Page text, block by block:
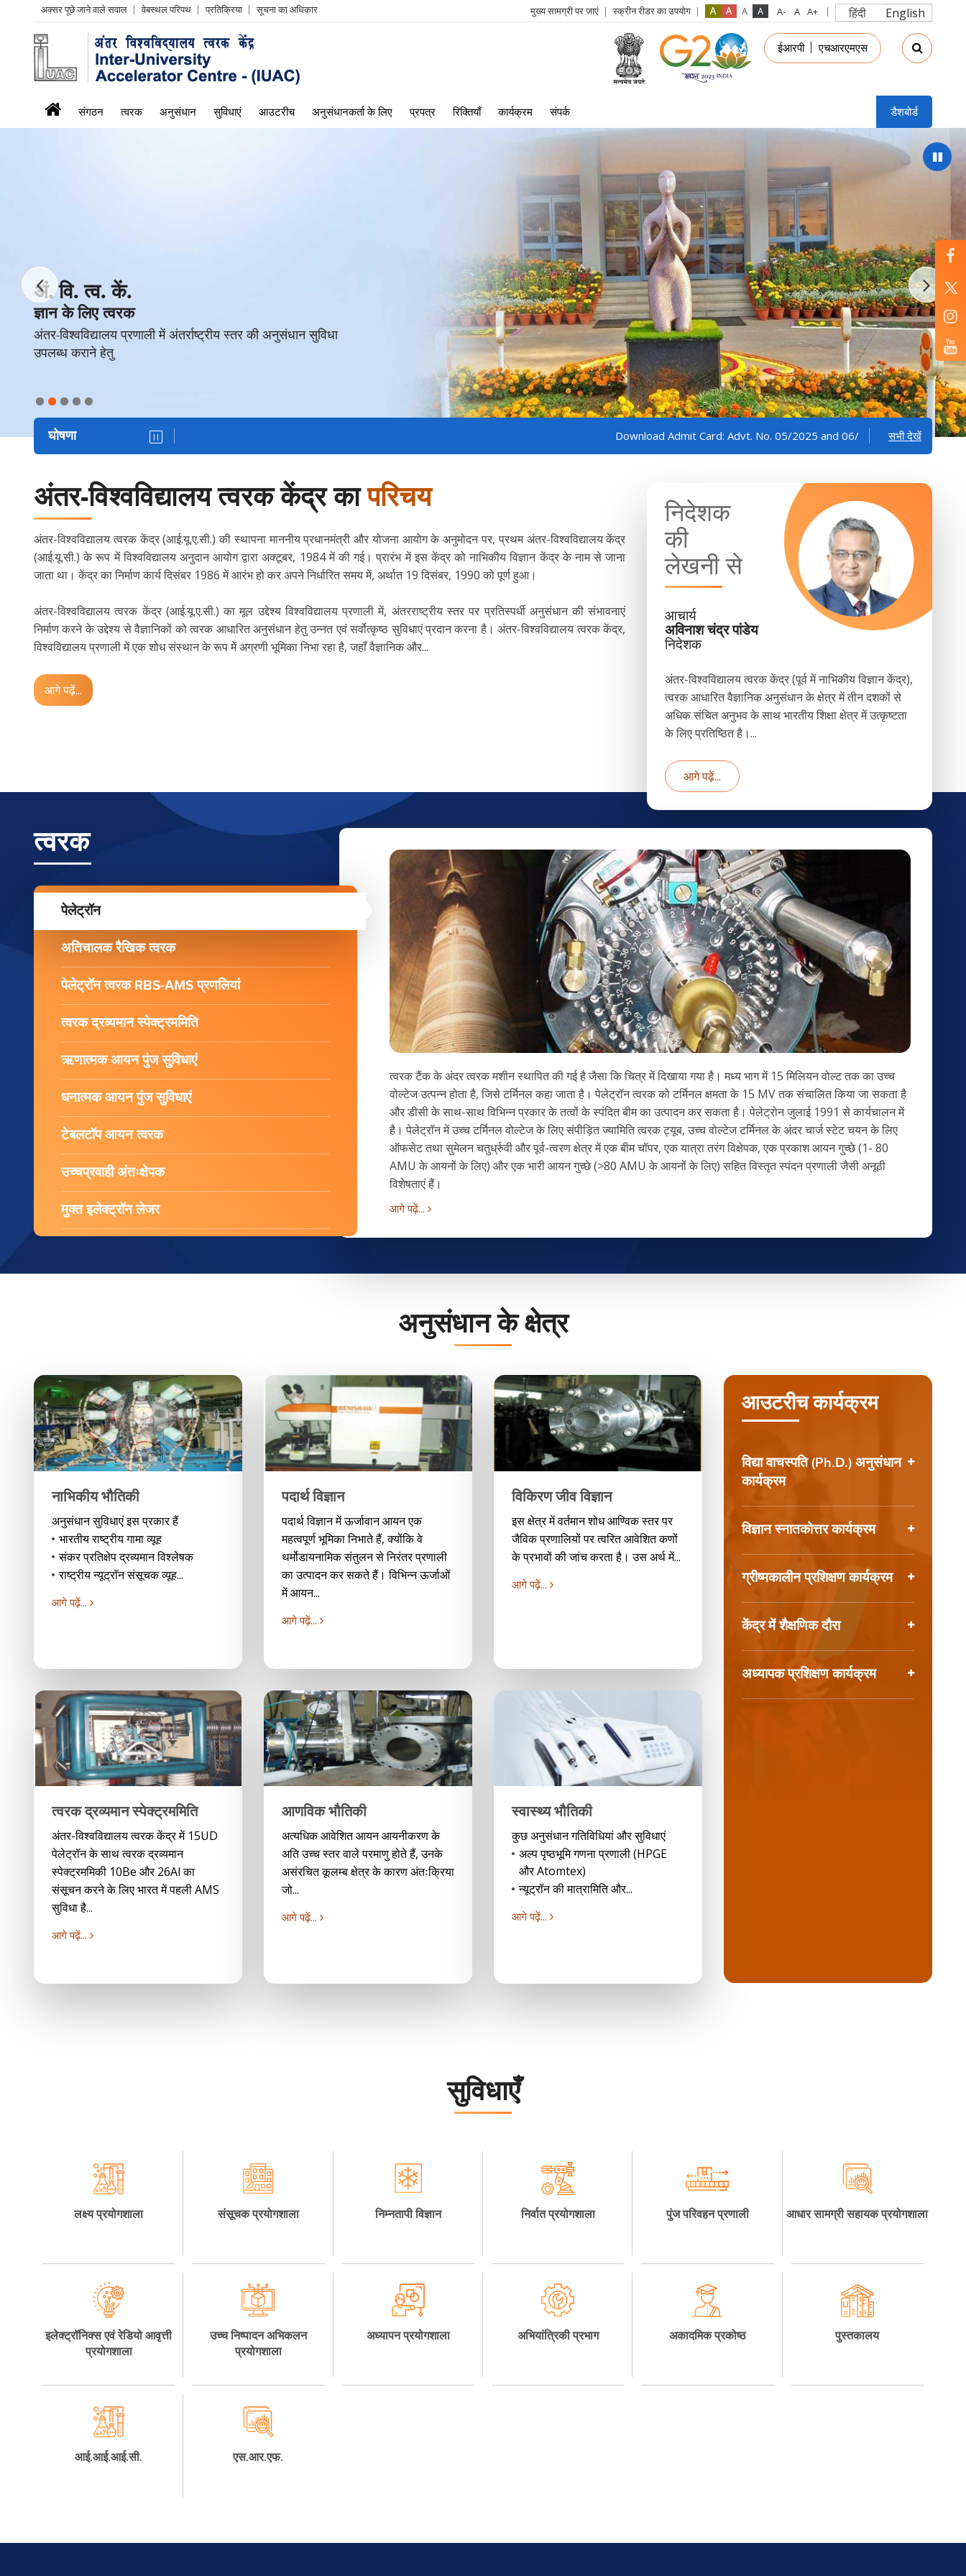
Header
Left
menu
अक्सर पूछे जाने वाले सवाल वेबस्थल परिपथ प्रतिक्रिया सूचना का अधिकार मुख्य सामग्री पर जाएं स्क्रीन रीडर का उपयोग हिंदी English
login
menu
ईआरपी एचआरएमएस
iuac
menu
संगठन त्वरक अनुसंधान सुविधाएं आउटरीच अनुसंधानकर्ता के लिए प्रपत्र रिक्तियाँ कार्यक्रम संपर्क डैशबोर्ड
अं. वि. त्व. कें.
ज्ञान के लिए त्वरक
अंतर-विश्वविद्यालय प्रणाली में अंतर्राष्ट्रीय स्तर की अनुसंधान सुविधा
उपलब्ध कराने हेतु
अं. वि. त्व. कें.
ज्ञान के लिए त्वरक
अंतर-विश्वविद्यालय प्रणाली में अंतर्राष्ट्रीय स्तर की अनुसंधान सुविधा
उपलब्ध कराने हेतु
अं. वि. त्व. कें.
ज्ञान के लिए त्वरक
अंतर-विश्वविद्यालय प्रणाली में अंतर्राष्ट्रीय स्तर की अनुसंधान सुविधा
उपलब्ध कराने हेतु
अं. वि. त्व. कें.
ज्ञान के लिए त्वरक
अंतर-विश्वविद्यालय प्रणाली में अंतर्राष्ट्रीय स्तर की अनुसंधान सुविधा
उपलब्ध कराने हेतु
अं. वि. त्व. कें.
ज्ञान के लिए त्वरक
अंतर-विश्वविद्यालय प्रणाली में अंतर्राष्ट्रीय स्तर की अनुसंधान सुविधा
उपलब्ध कराने हेतु
अं. वि. त्व. कें.
ज्ञान के लिए त्वरक
अंतर-विश्वविद्यालय प्रणाली में अंतर्राष्ट्रीय स्तर की अनुसंधान सुविधा
उपलब्ध कराने हेतु
अं. वि. त्व. कें.
ज्ञान के लिए त्वरक
अंतर-विश्वविद्यालय प्रणाली में अंतर्राष्ट्रीय स्तर की अनुसंधान सुविधा
उपलब्ध कराने हेतु
घोषणा Download Admit Card: Advt. No. 05/2025 and 06/2025 Information to
सभी देखें
अंतर-विश्वविद्यालय त्वरक केंद्र कापरिचय
अंतर-विश्वविद्यालय त्वरक केंद्र (आई.यू.ए.सी.) की स्थापना माननीय प्रधानमंत्री और योजना आयोग के अनुमोदन पर, प्रथम अंतर-विश्वविद्यालय केंद्र
(आई.यू.सी.) के रूप में विश्‍वविद्यालय अनुदान आयोग द्वारा अक्टूबर, 1984 में की गई। प्रारंभ में इस केंद्र को नाभिकीय विज्ञान केंद्र के नाम से जाना
जाता था। केंद्र का निर्माण कार्य दिसंबर 1986 में आरंभ हो कर अपने निर्धारित समय में, अर्थात 19 दिसंबर, 1990 को पूर्ण हुआ।
अंतर-विश्वविद्यालय त्वरक केंद्र (आई.यू.ए.सी.) का मूल उद्देश्य विश्वविद्यालय प्रणाली में, अंतरराष्ट्रीय स्तर पर प्रतिस्पर्धी अनुसंधान की संभावनाएं
निर्माण करने के उद्देश्य से वैज्ञानिकों को त्वरक आधारित अनुसंधान हेतु उन्नत एवं सर्वोत्कृष्ठ सुविधाएं प्रदान करना है। अंतर-विश्वविद्यालय त्वरक केंद्र,
विश्वविद्यालय प्रणाली में एक शोध संस्थान के रूप में अग्रणी भूमिका निभा रहा है, जहाँ वैज्ञानिक और...
आगे पढ़ें...
निदेशक
की
लेखनी से
आचार्य
अविनाश चंद्र पांडेय
निदेशक
अंतर-विश्वविद्यालय त्वरक केंद्र (पूर्व में नाभिकीय विज्ञान केंद्र),
त्वरक आधारित वैज्ञानिक अनुसंधान के क्षेत्र में तीन दशकों से
अधिक संचित अनुभव के साथ भारतीय शिक्षा क्षेत्र में उत्कृष्टता
के लिए प्रतिष्ठित है।...
आगे पढ़ें...
त्वरक
पेलेट्रॉन
अतिचालक रैखिक त्वरक
पेलेट्रॉन त्वरक RBS-AMS प्रणलियां
त्वरक द्रव्यमान स्पेक्ट्रममिति
ऋणात्मक आयन पुंज सुविधाएं
धनात्मक आयन पुंज सुविधाएं
टेबलटॉप आयन त्वरक
उच्चप्रवाही अंतःक्षेपक
मुक्त इलेक्ट्रॉन लेजर
त्वरक टैंक के अंदर त्वरक मशीन स्थापित की गई है जैसा कि चित्र में दिखाया गया है। मध्य भाग में 15 मिलियन वोल्ट तक का उच्च
वोल्टेज उत्पन्न होता है, जिसे टर्मिनल कहा जाता है। पेलेट्रॉन त्वरक को टर्मिनल क्षमता के 15 MV तक संचालित किया जा सकता है
और डीसी के साथ-साथ विभिन्न प्रकार के तत्वों के स्पंदित बीम का उत्पादन कर सकता है। पेलेट्रोन जुलाई 1991 से कार्यचालन में
है। पेलेट्रॉन में उच्च टर्मिनल वोल्टेज के लिए संपीड़ित ज्यामिति त्वरक ट्यूब, उच्च वोल्टेज टर्मिनल के अंदर चार्ज स्टेट चयन के लिए
ऑफसेट तथा सुमेलन चतुर्ध्रुवी और पूर्व-त्वरण क्षेत्र में एक बीम चॉपर, एक यात्रा तरंग विक्षेपक, एक प्रकाश आयन गुच्छे (1- 80
AMU के आयनों के लिए) और एक भारी आयन गुच्छे (>80 AMU के आयनों के लिए) सहित विस्तृत स्पंदन प्रणाली जैसी अनूठी
विशेषताएं हैं।
आगे पढ़ें...
अनुसंधान के क्षेत्र
नाभिकीय भौतिकी
अनुसंधान सुविधाएं इस प्रकार हैं
भारतीय राष्ट्रीय गामा व्यूह
संकर प्रतिक्षेप द्रव्यमान विश्लेषक
राष्ट्रीय न्यूट्रॉन संसूचक व्यूह...
आगे पढ़ें...
पदार्थ विज्ञान
पदार्थ विज्ञान में ऊर्जावान आयन एक
महत्वपूर्ण भूमिका निभाते हैं, क्योंकि वे
थर्मोडायनामिक संतुलन से निरंतर प्रणाली
का उत्पादन कर सकते हैं। विभिन्न ऊर्जाओं
में आयन...
आगे पढ़ें...
विकिरण जीव विज्ञान
इस क्षेत्र में वर्तमान शोध आण्विक स्तर पर
जैविक प्रणालियों पर त्वरित आवेशित कणों
के प्रभावों की जांच करता है। उस अर्थ में...
आगे पढ़ें...
त्वरक द्रव्यमान स्पेक्ट्रममिति
अंतर-विश्वविद्यालय त्वरक केंद्र में 15UD
पेलेट्रॉन के साथ त्वरक द्रव्यमान
स्पेक्ट्रममिकी 10Be और 26Al का
संसूचन करने के लिए भारत में पहली AMS
सुविधा है...
आगे पढ़ें...
आणविक भौतिकी
अत्यधिक आवेशित आयन आयनीकरण के
अति उच्च स्तर वाले परमाणु होते हैं, उनके
असंरचित कूलम्ब क्षेत्र के कारण अंतःक्रिया
जो...
आगे पढ़ें...
स्वास्थ्य भौतिकी
कुछ अनुसंधान गतिविधियां और सुविधाएं
अल्प पृष्ठभूमि गणना प्रणाली (HPGE
और Atomtex)
न्यूट्रॉन की मात्रामिति और...
आगे पढ़ें...
आउटरीच कार्यक्रम
विद्या वाचस्पति (Ph.D.) अनुसंधान
कार्यक्रम
विज्ञान स्नातकोत्तर कार्यक्रम
ग्रीष्मकालीन प्रशिक्षण कार्यक्रम
केंद्र में शैक्षणिक दौरा
अध्यापक प्रशिक्षण कार्यक्रम
सुविधाएँ
लक्ष्य प्रयोगशाला संसूचक प्रयोगशाला निम्नतापी विज्ञान निर्वात प्रयोगशाला पुंज परिवहन प्रणाली आधार सामग्री सहायक प्रयोगशाला
इलेक्ट्रॉनिक्स एवं रेडियो आवृत्ती
प्रयोगशाला
उच्च निष्पादन अभिकलन
प्रयोगशाला
अध्यापन प्रयोगशाला अभियांत्रिकी प्रभाग अकादमिक प्रकोष्ठ पुस्तकालय
आई.आई.आई.सी. एस.आर.एफ.